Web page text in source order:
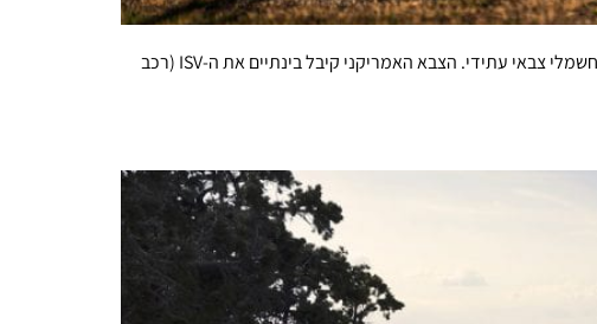
סגנית מזכיר ההגנה האמריקנית ביקרה במרכז הפיתוח של ג'נרל מוטורס ושני הצדדים מינפו את הביקור כדי לדבר על כלי רכב חשמלי צבאי עתידי. הצבא האמריקני קיבל בינתיים את ה-ISV (רכב